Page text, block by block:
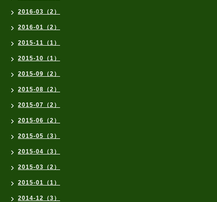
2016-03（2）
2016-01（2）
2015-11（1）
2015-10（1）
2015-09（2）
2015-08（2）
2015-07（2）
2015-06（2）
2015-05（3）
2015-04（3）
2015-03（2）
2015-01（1）
2014-12（3）